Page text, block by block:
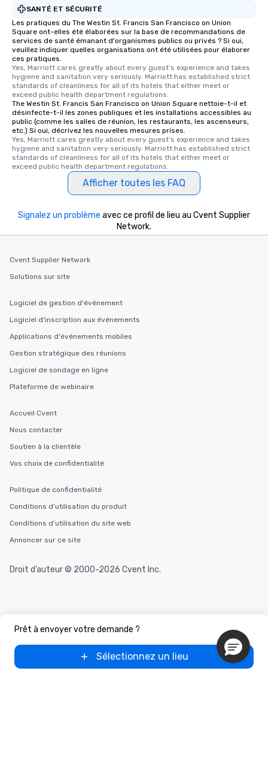
SANTÉ ET SÉCURITÉ
Les pratiques du The Westin St. Francis San Francisco on Union
Square ont-elles été élaborées sur la base de recommandations de
services de santé émanant d'organismes publics ou privés ? Si oui,
veuillez indiquer quelles organisations ont été utilisées pour élaborer
ces pratiques.
Yes, Marriott cares greatly about every guest's experience and takes
hygiene and sanitation very seriously. Marriott has established strict
standards of cleanliness for all of its hotels that either meet or
exceed public health department regulations.
The Westin St. Francis San Francisco on Union Square nettoie-t-il et
désinfecte-t-il les zones publiques et les installations accessibles au
public (comme les salles de réunion, les restaurants, les ascenseurs,
etc.) Si oui, décrivez les nouvelles mesures prises.
Yes, Marriott cares greatly about every guest's experience and takes
hygiene and sanitation very seriously. Marriott has established strict
standards of cleanliness for all of its hotels that either meet or
exceed public health department regulations.
Afficher toutes les FAQ
Prêt à envoyer votre demande ?
Sélectionnez un lieu
Signalez un problème avec ce profil de lieu au Cvent Supplier
Network.
Cvent Supplier Network
Solutions sur site
Logiciel de gestion d'événement
Logiciel d'inscription aux événements
Applications d'événements mobiles
Gestion stratégique des réunions
Logiciel de sondage en ligne
Plateforme de webinaire
Accueil Cvent
Nous contacter
Soutien à la clientèle
Vos choix de confidentialité
Politique de confidentialité
Conditions d’utilisation du produit
Conditions d’utilisation du site web
Annoncer sur ce site
Droit d’auteur © 2000-2026 Cvent Inc.